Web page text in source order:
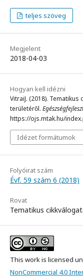
teljes szöveg
Megjelent
2018-04-03
Hogyan kell idézni
VitraiJ. (2018).
területéről.
https://ojs.mtak.hu/
Idézet formátumok
Folyóirat szám
Évf. 59 szám 6 (2018)
Rovat
Tematikus
This work is licensed
NonCommercial 4.0